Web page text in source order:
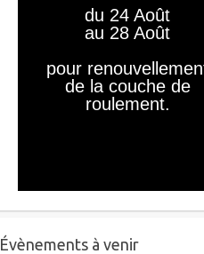
Évènements à venir